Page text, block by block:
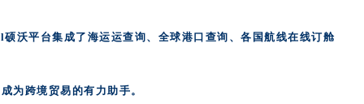
沃平台集成了海运运查询、全球港口查询、各国航线在线订舱
为跨境贸易的有力助手。